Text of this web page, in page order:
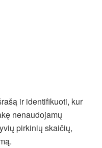
ir identifikuoti, kur
nenaudojamų
pirkinių skaičių,